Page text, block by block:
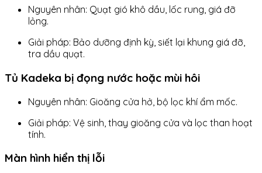
Nguyên nhân: Quạt gió khô dầu, lốc rung, giá đỡ
lỏng.
Giải pháp: Bảo dưỡng định kỳ, siết lại khung giá đỡ,
tra dầu quạt.
Tủ Kadeka bị đọng nước hoặc mùi hôi
Nguyên nhân: Gioăng cửa hở, bộ lọc khí ẩm mốc.
Giải pháp: Vệ sinh, thay gioăng cửa và lọc than hoạt
tính.
Màn hình hiển thị lỗi